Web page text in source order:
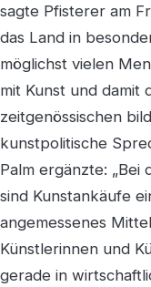
sagte Pfisterer am
das Land in
möglichst vielen
mit Kunst und damit
zeitgenössischen
kunstpolitische
Palm ergänzte:
sind Kunstankäufe
angemessenes
Künstlerinnen und
gerade in